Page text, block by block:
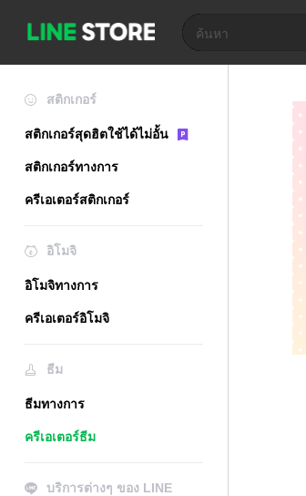
สติกเกอร์
สติกเกอร์สุดฮิตใช้ได้ไม่อั้น
สติกเกอร์ทางการ
ครีเอเตอร์สติกเกอร์
อิโมจิ
อิโมจิทางการ
ครีเอเตอร์อิโมจิ
ธีม
ธีมทางการ
ครีเอเตอร์ธีม
บริการต่างๆ ของ LINE